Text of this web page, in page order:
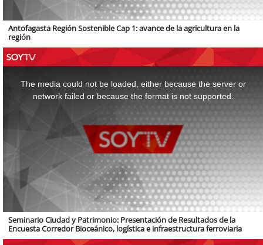
Antofagasta Región Sostenible Cap 1: avance de la agricultura en la
región
The media could not be loaded, either because the server or
network failed or because the format is not supported.
Seminario Ciudad y Patrimonio: Presentación de Resultados de la
Encuesta Corredor Bioceánico, logística e infraestructura ferroviaria